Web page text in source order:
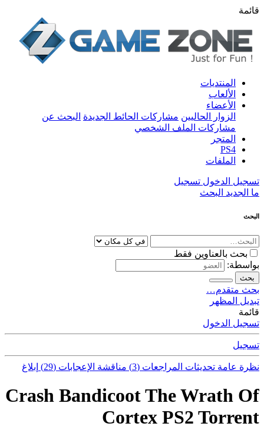
قائمة
المنتديات
الألعاب
الأعضاء
الزوار الحاليين مشاركات الحائط الجديدة البحث عن
مشاركات الملف الشخصي
المتجر
PS4
الملفات
تسجيل الدخول تسجيل
ما الجديد البحث
البحث
بحث بالعناوين فقط
بواسطة:
بحث
بحث متقدم…
تبديل المظهر
قائمة
تسجيل الدخول
تسجيل
نظرة عامة تحديثات المراجعات (3) مناقشة الإعجابات (29) إبلاغ
Crash Bandicoot The Wrath Of
Cortex PS2 Torrent